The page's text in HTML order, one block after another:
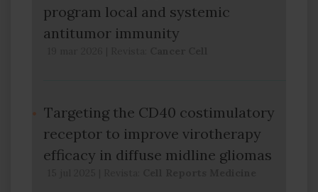
program local and systemic
antitumor immunity
Targeting the CD40 costimulatory
receptor to improve virotherapy
efficacy in diffuse midline gliomas